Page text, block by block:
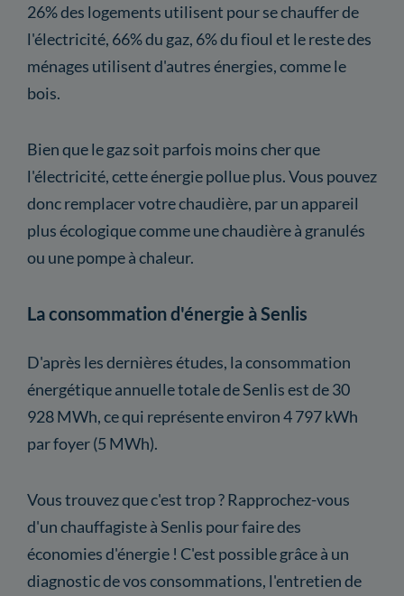
26% des logements utilisent pour se chauffer de
l'électricité, 66% du gaz, 6% du fioul et le reste des
ménages utilisent d'autres énergies, comme le
bois.
Bien que le gaz soit parfois moins cher que
l'électricité, cette énergie pollue plus. Vous pouvez
donc remplacer votre chaudière, par un appareil
plus écologique comme une chaudière à granulés
ou une pompe à chaleur.
La consommation d'énergie à Senlis
D'après les dernières études, la consommation
énergétique annuelle totale de Senlis est de 30
928 MWh, ce qui représente environ 4 797 kWh
par foyer (5 MWh).
Vous trouvez que c'est trop ? Rapprochez-vous
d'un chauffagiste à Senlis pour faire des
économies d'énergie ! C'est possible grâce à un
diagnostic de vos consommations, l'entretien de